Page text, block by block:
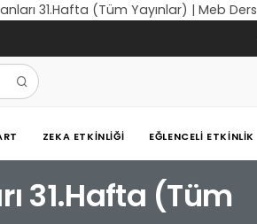
31.Hafta (Tüm Yayınlar) | Meb Ders
ZEKA ETKINLIĞI EĞLENCELI ETKINLIK
31.Hafta (Tüm